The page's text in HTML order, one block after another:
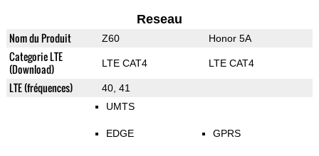
Reseau
Nom du Produit Z60 Honor 5A
Categorie LTE
(Download)
LTE CAT4 LTE CAT4
LTE (fréquences) 40, 41
UMTS
EDGE GPRS